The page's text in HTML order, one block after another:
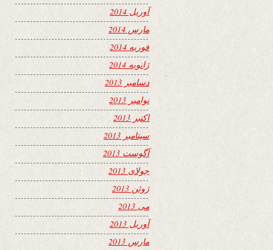
آوریل 2014
مارس 2014
فوریه 2014
ژانویه 2014
دسامبر 2013
نوامبر 2013
اکتبر 2013
سپتامبر 2013
آگوست 2013
جولای 2013
ژوئن 2013
می 2013
آوریل 2013
مارس 2013